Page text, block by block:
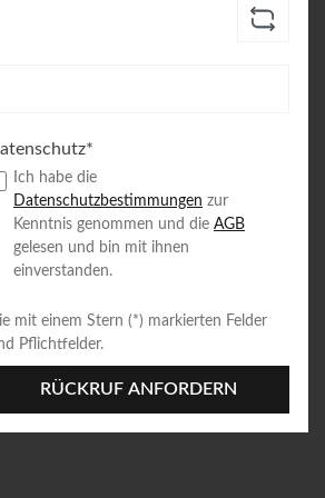
Ich habe die
Datenschutzbestimmungen zur
Kenntnis genommen und die AGB
gelesen und bin mit ihnen
einverstanden.
mit einem Stern (*) markierten Felder
Pflichtfelder.
RÜCKRUF ANFORDERN